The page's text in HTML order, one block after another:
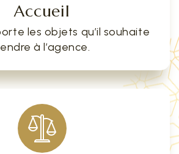
Accueil
les objets qu’il souhaite
à l’agence.